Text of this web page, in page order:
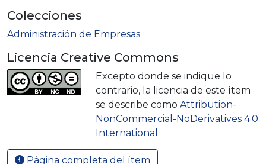
Colecciones
Administración de Empresas
Licencia Creative Commons
Excepto donde se indique lo
contrario, la licencia de este ítem
se describe como Attribution-
NonCommercial-NoDerivatives 4.0
International
Página completa del ítem